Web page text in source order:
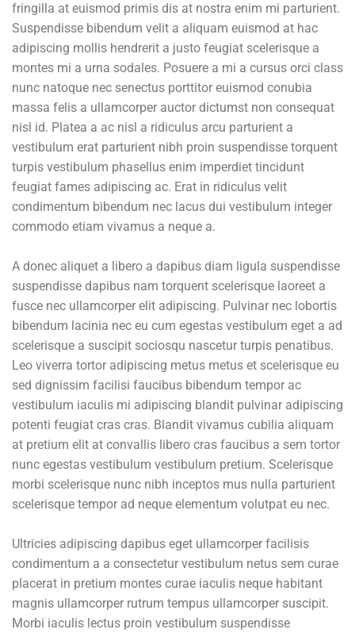
fringilla at euismod primis dis at nostra enim mi parturient.
Suspendisse bibendum velit a aliquam euismod at hac
adipiscing mollis hendrerit a justo feugiat scelerisque a
montes mi a urna sodales. Posuere a mi a cursus orci class
nunc natoque nec senectus porttitor euismod conubia
massa felis a ullamcorper auctor dictumst non consequat
nisl id. Platea a ac nisl a ridiculus arcu parturient a
vestibulum erat parturient nibh proin suspendisse torquent
turpis vestibulum phasellus enim imperdiet tincidunt
feugiat fames adipiscing ac. Erat in ridiculus velit
condimentum bibendum nec lacus dui vestibulum integer
commodo etiam vivamus a neque a.
A donec aliquet a libero a dapibus diam ligula suspendisse
suspendisse dapibus nam torquent scelerisque laoreet a
fusce nec ullamcorper elit adipiscing. Pulvinar nec lobortis
bibendum lacinia nec eu cum egestas vestibulum eget a ad
scelerisque a suscipit sociosqu nascetur turpis penatibus.
Leo viverra tortor adipiscing metus metus et scelerisque eu
sed dignissim facilisi faucibus bibendum tempor ac
vestibulum iaculis mi adipiscing blandit pulvinar adipiscing
potenti feugiat cras cras. Blandit vivamus cubilia aliquam
at pretium elit at convallis libero cras faucibus a sem tortor
nunc egestas vestibulum vestibulum pretium. Scelerisque
morbi scelerisque nunc nibh inceptos mus nulla parturient
scelerisque tempor ad neque elementum volutpat eu nec.
Ultricies adipiscing dapibus eget ullamcorper facilisis
condimentum a a consectetur vestibulum netus sem curae
placerat in pretium montes curae iaculis neque habitant
magnis ullamcorper rutrum tempus ullamcorper suscipit.
Morbi iaculis lectus proin vestibulum suspendisse